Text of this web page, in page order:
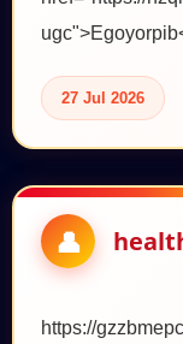
27 Jul 2026
https://